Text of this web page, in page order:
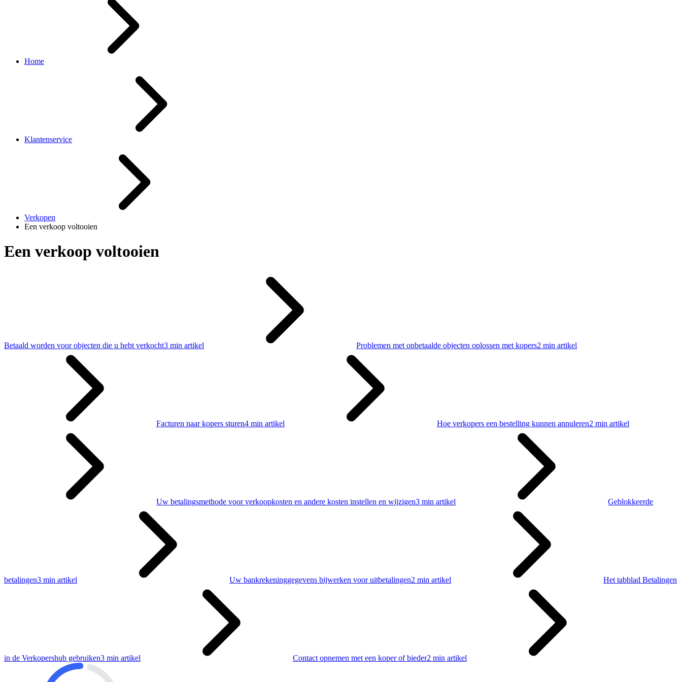
Home
Klantenservice
Verkopen
Een verkoop voltooien
Een verkoop voltooien
Betaald worden voor objecten die u hebt verkocht3 min artikel Problemen met onbetaalde objecten oplossen met kopers2 min artikel
Facturen naar kopers sturen4 min artikel Hoe verkopers een bestelling kunnen annuleren2 min artikel
Uw betalingsmethode voor verkoopkosten en andere kosten instellen en wijzigen3 min artikel Geblokkeerde
betalingen3 min artikel Uw bankrekeninggegevens bijwerken voor uitbetalingen2 min artikel Het tabblad Betalingen
in de Verkopershub gebruiken3 min artikel Contact opnemen met een koper of bieder2 min artikel